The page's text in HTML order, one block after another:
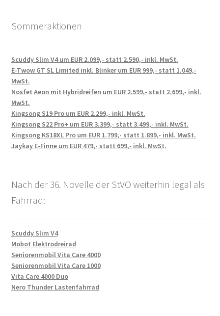
Sommeraktionen
Scuddy Slim V4 um EUR 2.099,- statt 2.590,- inkl. MwSt.
E-Twow GT SL Limited inkl. Blinker um EUR 999,- statt 1.049,-
MwSt.
Nosfet Aeon mit Hybridreifen um EUR 2.599,- statt 2.699,- inkl.
MwSt.
Kingsong S19 Pro um EUR 2.299,- inkl. MwSt.
Kingsong S22 Pro+ um EUR 3.399,- statt 3.499,- inkl. MwSt.
Kingsong KS18XL Pro um EUR 1.799,- statt 1.899,- inkl. MwSt.
Jaykay E-Finne um EUR 479,- statt 699,- inkl. MwSt.
Nach der 36. Novelle der StVO weiterhin legal als
Fahrrad:
Scuddy Slim V4
Mobot Elektrodreirad
Seniorenmobil Vita Care 4000
Seniorenmobil Vita Care 1000
Vita Care 4000 Duo
Nero Thunder Lastenfahrrad